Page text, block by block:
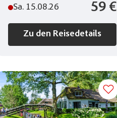
Sa. 15.08.26 59 €
Zu den Reisedetails